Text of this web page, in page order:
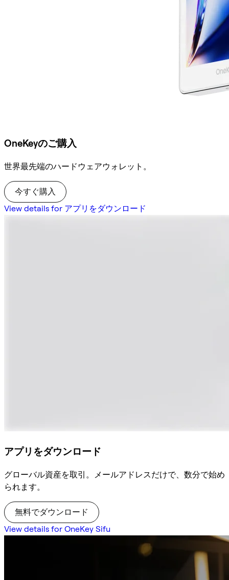
OneKeyのご購入
世界最先端のハードウェアウォレット。
今すぐ購入
View details for アプリをダウンロード
アプリをダウンロード
グローバル資産を取引。メールアドレスだけで、数分で始め
られます。
無料でダウンロード
View details for OneKey Sifu